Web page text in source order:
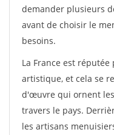
demander plusieurs
avant de choisir le
besoins.
La France est
artistique, et cela se
d'œuvre qui ornent
travers le pays.
les artisans